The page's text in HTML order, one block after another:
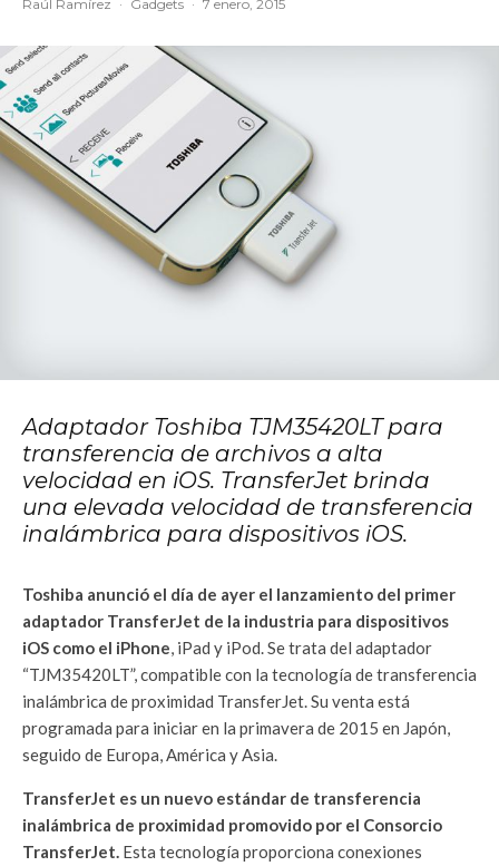
Raúl Ramírez · Gadgets · 7 enero, 2015
Adaptador Toshiba TJM35420LT para
transferencia de archivos a alta
velocidad en iOS. TransferJet brinda
una elevada velocidad de transferencia
inalámbrica para dispositivos iOS.
Toshiba anunció el día de ayer el lanzamiento del primer
adaptador TransferJet de la industria para dispositivos
iOS como el iPhone, iPad y iPod. Se trata del adaptador
“TJM35420LT”, compatible con la tecnología de transferencia
inalámbrica de proximidad TransferJet. Su venta está
programada para iniciar en la primavera de 2015 en Japón,
seguido de Europa, América y Asia.
TransferJet es un nuevo estándar de transferencia
inalámbrica de proximidad promovido por el Consorcio
TransferJet. Esta tecnología proporciona conexiones